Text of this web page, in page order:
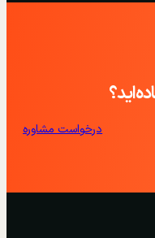
درخواست مشاوره